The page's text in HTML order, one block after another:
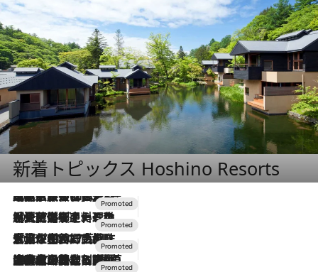
新着トピックス Hoshino Resorts
2026.7.31
【ホテル帰省】という選択肢をOMOが提案。家族とほどよい距離を保つには「昼は実家、夜は気兼ねなくホテルで！」
2026.7.24
【夏限定ディナーコース】旬を迎える稚鮎や花ズッキーニなどをイタリア・トスカーナの郷土料理の手法で満喫！
2026.7.17
「土佐和ハーブかき氷」がOMO7高知に登場！生姜、山椒、大葉など目にも舌にも涼を呼ぶ郷土の味
2026.7.10
NEW OPEN！【界 草津】名湯の地に誕生。趣の異なる2種の温泉と上州ならではの会席・蕎麦割烹など美食を味わう究極の癒やし旅